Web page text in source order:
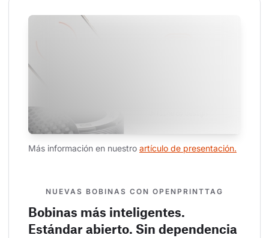
Más información en nuestro artículo de presentación.
NUEVAS BOBINAS CON OPENPRINTTAG
Bobinas más inteligentes.
Estándar abierto. Sin dependencia